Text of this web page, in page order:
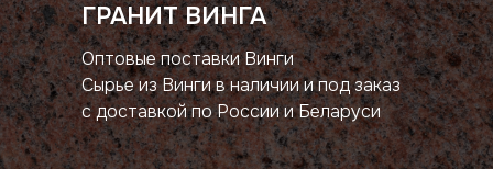
ГРАНИТ ВИНГА
Оптовые поставки Винги
Сырье из Винги в наличии и под заказ
с доставкой по России и Беларуси